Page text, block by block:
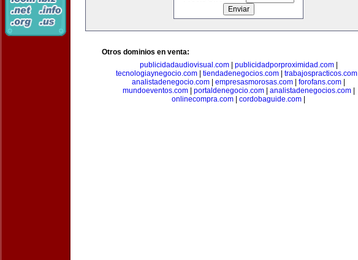
Otros dominios en venta:
publicidadaudiovisual.com| publicidadporproximidad.com|
tecnologiaynegocio.com
tiendadenegocios.com trabajospracticos.com
analistadenegocio.com
empresasmorosas.com forofans.com
mundoeventos.com| portaldenegocio.com| analistadenegocios.com|
onlinecompra.com
cordobaguide.com